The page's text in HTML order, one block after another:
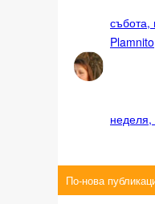
Plamnito
По-нова